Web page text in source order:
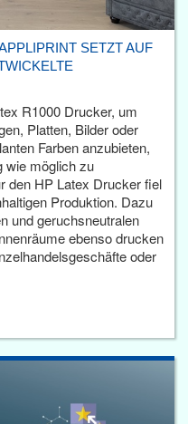
SETZT AUF
R1000 Drucker, um
Platten, Bilder oder
Farben anzubieten,
wie möglich zu
den HP Latex Drucker fiel
Produktion. Dazu
und geruchsneutralen
ebenso drucken
oder